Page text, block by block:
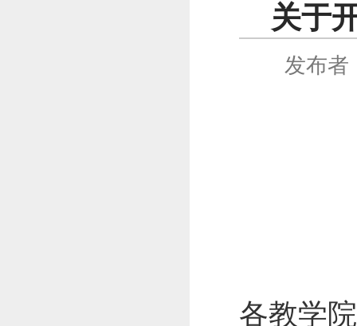
关于
发布者
各教学